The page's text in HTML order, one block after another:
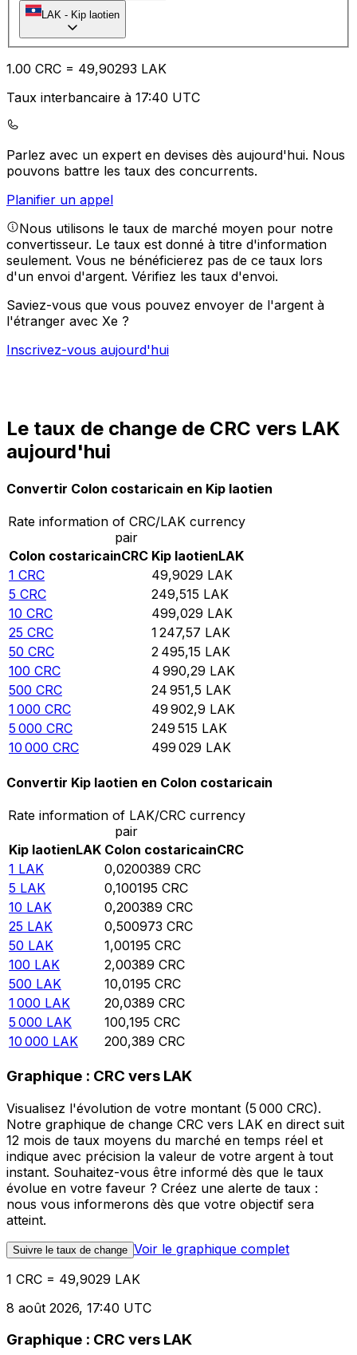
LAK - Kip laotien
1.00 CRC = 49,90293 LAK
Taux interbancaire à 17:40 UTC
Parlez avec un expert en devises dès aujourd'hui. Nous
pouvons battre les taux des concurrents.
Planifier un appel
Nous utilisons le taux de marché moyen pour notre
convertisseur. Le taux est donné à titre d'information
seulement. Vous ne bénéficierez pas de ce taux lors
d'un envoi d'argent. Vérifiez les taux d'envoi.
Saviez-vous que vous pouvez envoyer de l'argent à
l'étranger avec Xe ?
Inscrivez-vous aujourd'hui
Le taux de change de CRC vers LAK
aujourd'hui
Convertir Colon costaricain en Kip laotien
Rate information of CRC/LAK currency
pair
Colon costaricainCRC Kip laotienLAK
1 CRC 49,9029 LAK
5 CRC 249,515 LAK
10 CRC 499,029 LAK
25 CRC 1 247,57 LAK
50 CRC 2 495,15 LAK
100 CRC 4 990,29 LAK
500 CRC 24 951,5 LAK
1 000 CRC 49 902,9 LAK
5 000 CRC 249 515 LAK
10 000 CRC 499 029 LAK
Convertir Kip laotien en Colon costaricain
Rate information of LAK/CRC currency
pair
Kip laotienLAK Colon costaricainCRC
1 LAK 0,0200389 CRC
5 LAK 0,100195 CRC
10 LAK 0,200389 CRC
25 LAK 0,500973 CRC
50 LAK 1,00195 CRC
100 LAK 2,00389 CRC
500 LAK 10,0195 CRC
1 000 LAK 20,0389 CRC
5 000 LAK 100,195 CRC
10 000 LAK 200,389 CRC
Graphique : CRC vers LAK
Visualisez l'évolution de votre montant (5 000 CRC).
Notre graphique de change CRC vers LAK en direct suit
12 mois de taux moyens du marché en temps réel et
indique avec précision la valeur de votre argent à tout
instant. Souhaitez-vous être informé dès que le taux
évolue en votre faveur ? Créez une alerte de taux :
nous vous informerons dès que votre objectif sera
atteint.
Suivre le taux de change Voir le graphique complet
1 CRC = 49,9029 LAK
8 août 2026, 17:40 UTC
Graphique : CRC vers LAK